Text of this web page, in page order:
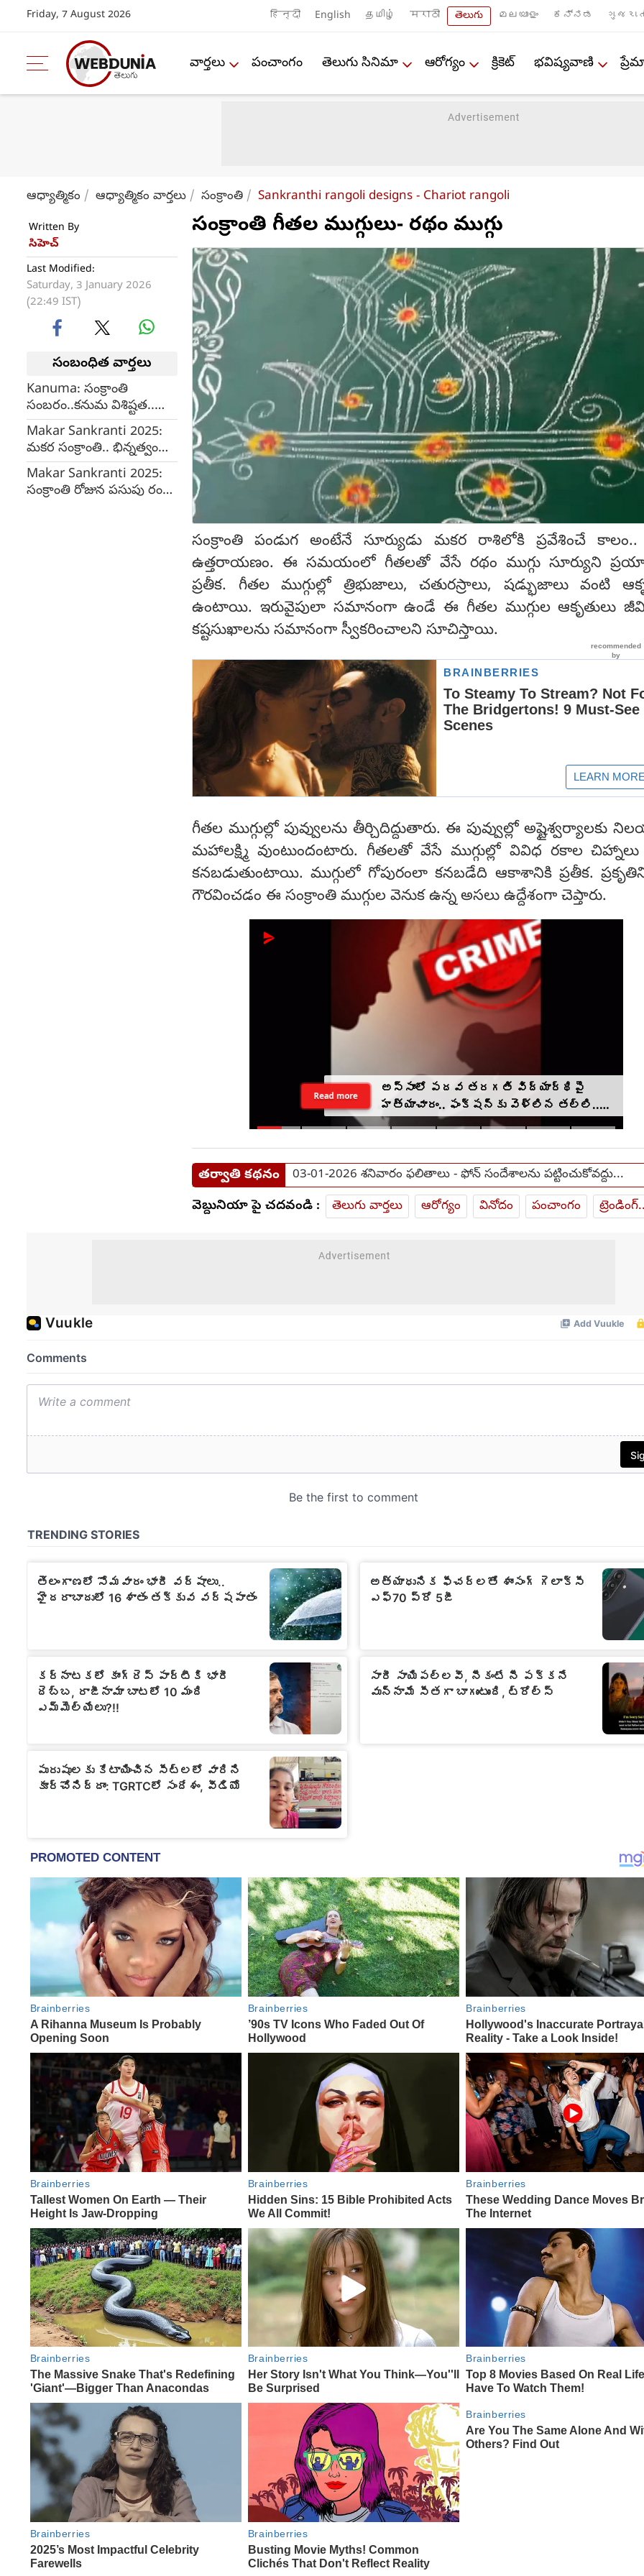
Friday, 7 August 2026 हिन्दी English தமிழ் मराठी తెలుగు മലയാളം ಕನ್ನಡ
వార్తలు పంచాంగం తెలుగు సినిమా ఆరోగ్యం క్రికెట్ భవిష్యవాణి
ఆధ్యాత్మికం ఆధ్యాత్మికం వార్తలు సంక్రాంతి Sankranthi rangoli designs - Chariot rangoli
Written By
సిహెచ్
Last Modified:
Saturday, 3 January 2026
(22:49 IST)
సంబంధిత వార్తలు
Kanuma: సంక్రాంతి
సంబరం..కనుమ విశిష్టత..
రైతన్న నేస్తాలు పశువులకు
పండగ
Makar Sankranti 2025:
మకర సంక్రాంతి.. భిన్నత్వంలో
ఏకత్వం..
Makar Sankranti 2025:
సంక్రాంతి రోజున పసుపు రంగు
సంక్రాంతి గీతల ముగ్గులు- రథం ముగ్గు
సంక్రాంతి పండుగ అంటేనే సూర్యుడు మకర రాశిలోకి ప్రవేశించే
ఉత్తరాయణం. ఈ సమయంలో గీతలతో వేసే రథం ముగ్గు సూర్యుని
ప్రతీక. గీతల ముగ్గుల్లో త్రిభుజాలు, చతురస్రాలు, షడ్భుజాలు వంటి
ఉంటాయి. ఇరువైపులా సమానంగా ఉండే ఈ గీతల ముగ్గుల ఆకృతులు
కష్టసుఖాలను సమానంగా స్వీకరించాలని సూచిస్తాయి.
గీతల ముగ్గుల్లో పువ్వులను తీర్చిదిద్దుతారు. ఈ పువ్వుల్లో అష్టైశ్వర్యాలకు
మహాలక్ష్మి వుంటుందంటారు. గీతలతో వేసే ముగ్గుల్లో వివిధ రకాల
కనబడుతుంటాయి. ముగ్గులో గోపురంలా కనబడేది ఆకాశానికి ప్రతీక.
గౌరవించడం ఈ సంక్రాంతి ముగ్గుల వెనుక ఉన్న అసలు ఉద్దేశంగా చెప్తారు.
అస్సాంలో పదవ తరగతి విద్యార్థిపై
హత్యాచారం.. ఫంక్షన్‌కు వెళ్లిన తల్లి..
మంచంపై విగతజీవిగా..?
Read more
తర్వాతి కథనం 03-01-2026 శనివారం ఫలితాలు - ఫోన్ సందేశాలను పట్టించుకోవద్దు...
వెబ్దునియా పై చదవండి : తెలుగు వార్తలు ఆరోగ్యం వినోదం పంచాంగం ట్రెండింగ్..